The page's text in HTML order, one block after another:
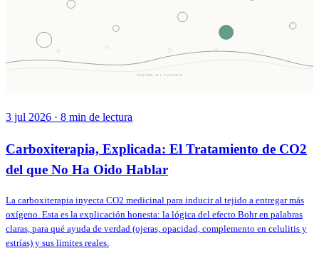
OXYGEN, BY PARADOX
3 jul 2026 · 8 min de lectura
Carboxiterapia, Explicada: El Tratamiento de CO2
del que No Ha Oido Hablar
La carboxiterapia inyecta CO2 medicinal para inducir al tejido a entregar más
oxígeno. Esta es la explicación honesta: la lógica del efecto Bohr en palabras
claras, para qué ayuda de verdad (ojeras, opacidad, complemento en celulitis y
estrías) y sus límites reales.